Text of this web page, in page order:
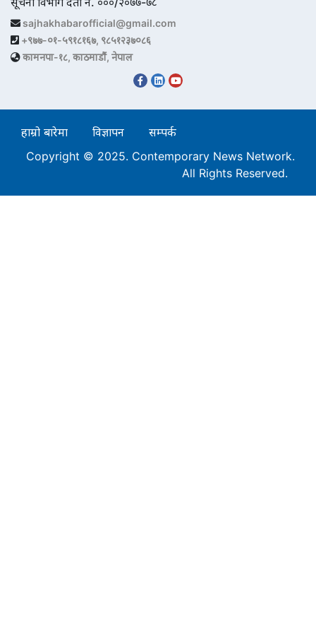
sajhakhabarofficial@gmail.com
+९७७-०१-५९१८१६७, ९८५१२३७०८६
कामनपा-१८, काठमाडौं, नेपाल
हाम्रो बारेमा विज्ञापन
सम्पर्क
Copyright © 2025. Contemporary News Network.
All Rights Reserved.